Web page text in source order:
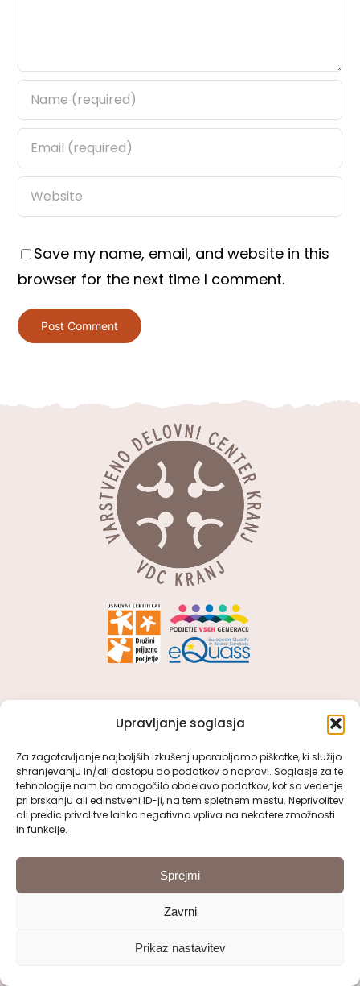
Upravljanje soglasja
Za zagotavljanje najboljših izkušenj uporabljamo piškotke, ki služijo
shranjevanju in/ali dostopu do podatkov o napravi. Soglasje za te
tehnologije nam bo omogočilo obdelavo podatkov, kot so vedenje
pri brskanju ali edinstveni ID-ji, na tem spletnem mestu. Neprivolitev
ali preklic privolitve lahko negativno vpliva na nekatere zmožnosti
in funkcije.
Sprejmi
Zavrni
Prikaz nastavitev
Save my name, email, and website in this
browser for the next time I comment.
VDC Kranj
Kidričeva cesta 51, 4000 Kranj
: 04/ 280 55 10
tajnistvo@vdc-kranj.com